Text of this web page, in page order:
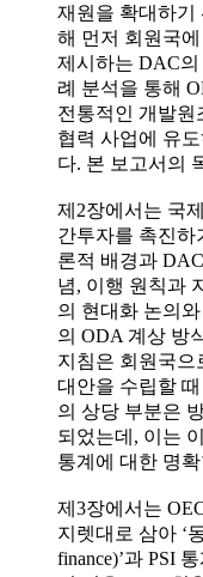
재원을 확대하기
해 먼저 회원국
제시하는 DAC
례 분석을 통해
전통적인 개발원
협력 사업에 유
다. 본 보고서의
제2장에서는 국
간투자를 촉진하
론적 배경과
념, 이행 원칙과
의 현대화 논의
의 ODA 계상 방
지침은 회원국으
대안을 수립할
의 상당 부분은
되었는데, 이는
통계에 대한 명
제3장에서는
지렛대로 삼아 ‘
finance)’과 PSI